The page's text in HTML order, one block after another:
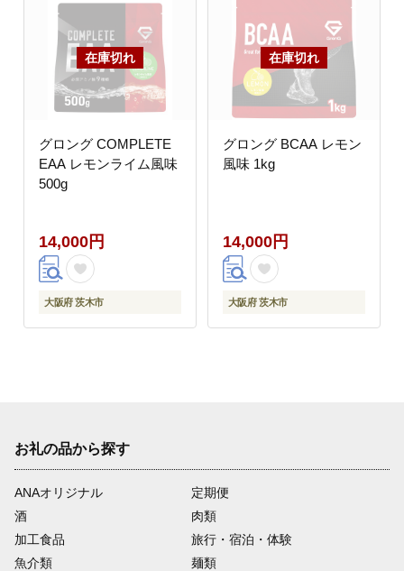
グロング COMPLETE
EAA レモンライム風味
500g
14,000円
大阪府 茨木市
グロング BCAA レモン
風味 1kg
14,000円
大阪府 茨木市
お礼の品から探す
ANAオリジナル
定期便
酒
肉類
加工食品
旅行・宿泊・体験
魚介類
麺類